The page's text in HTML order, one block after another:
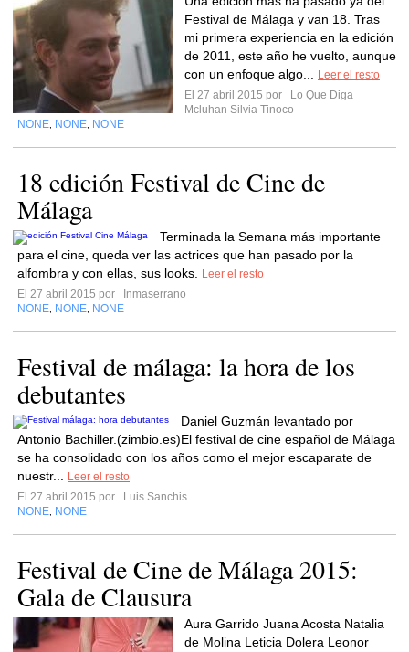
Festival de Málaga y van 18. Tras
mi primera experiencia en la edición
de 2011, este año he vuelto, aunque
con un enfoque algo...
Leer el resto
El 27 abril 2015 por
Lo Que Diga
Mcluhan Silvia Tinoco
NONE NONE NONE
18 edición Festival de Cine de
Málaga
Terminada la Semana más importante
para el cine, queda ver las actrices que han pasado por la
alfombra y con ellas, sus looks.
Leer el resto
El 27 abril 2015 por
Inmaserrano
NONE NONE NONE
Festival de málaga: la hora de los
debutantes
Daniel Guzmán levantado por
Antonio Bachiller.(zimbio.es)El festival de cine español de Málaga
se ha consolidado con los años como el mejor escaparate de
nuestr...
Leer el resto
El 27 abril 2015 por
Luis Sanchis
NONE NONE
Festival de Cine de Málaga 2015:
Gala de Clausura
Aura Garrido Juana Acosta Natalia
de Molina Leticia Dolera Leonor